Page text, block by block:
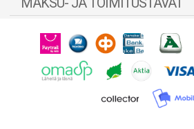
MAKSU- JA TOIMITUSTAVAT